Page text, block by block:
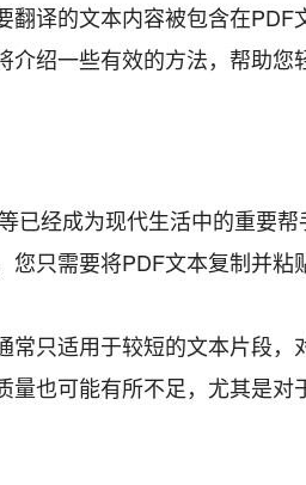
翻译的文本内容被包含在
绍一些有效的方法，帮助您
已经成为现代生活中的重要
您只需要将PDF文本复制并
只适用于较短的文本片段
也可能有所不足，尤其是对